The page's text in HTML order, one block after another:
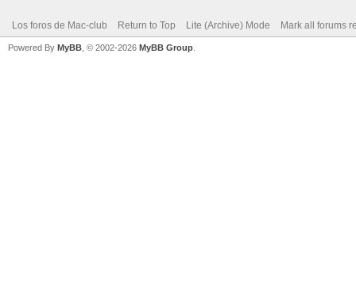
Los foros de Mac-club Return to Top Lite (Archive) Mode Mark all forums
Powered By MyBB , © 2002-2026 MyBB Group